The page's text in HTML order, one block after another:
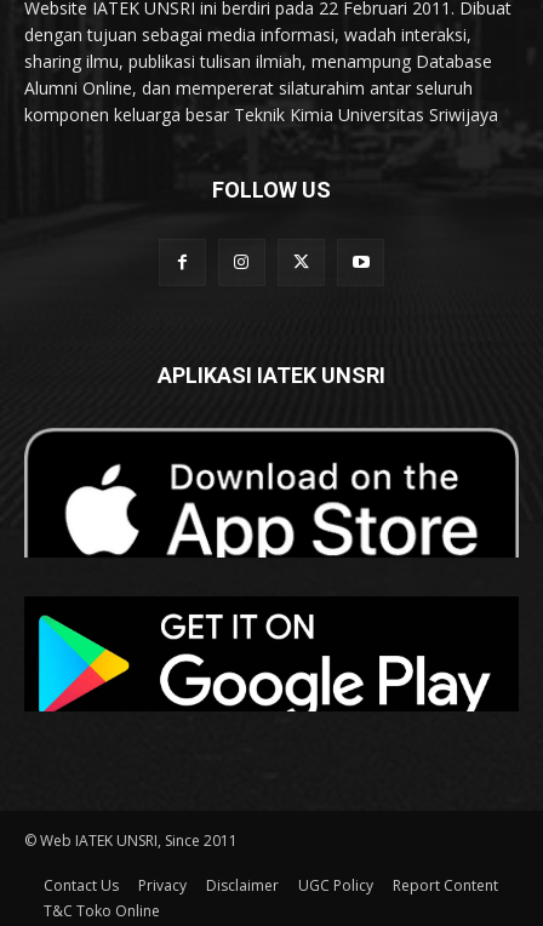
Website IATEK UNSRI ini berdiri pada 22 Februari 2011. Dibuat
dengan tujuan sebagai media informasi, wadah interaksi,
sharing ilmu, publikasi tulisan ilmiah, menampung Database
Alumni Online, dan mempererat silaturahim antar seluruh
komponen keluarga besar Teknik Kimia Universitas Sriwijaya
FOLLOW US
APLIKASI IATEK UNSRI
© Web IATEK UNSRI, Since 2011
Contact Us Privacy Disclaimer UGC Policy
Report Content
T&C Toko Online